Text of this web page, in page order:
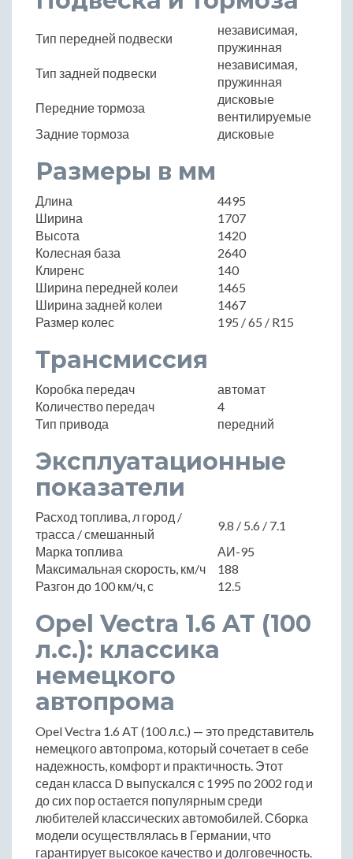
Тип передней подвески
независимая,
пружинная
Тип задней подвески
независимая,
пружинная
Передние тормоза
дисковые
вентилируемые
Задние тормоза
дисковые
Размеры в мм
Длина
4495
Ширина
1707
Высота
1420
Колесная база
2640
Клиренс
140
Ширина передней колеи
1465
Ширина задней колеи
1467
Размер колес
195 / 65 / R15
Трансмиссия
Коробка передач
автомат
Количество передач
4
Тип привода
передний
Эксплуатационные
показатели
Расход топлива, л город /
трасса / смешанный
9.8 / 5.6 / 7.1
Марка топлива
АИ-95
Максимальная скорость, км/ч
188
Разгон до 100 км/ч, с
12.5
Opel Vectra 1.6 AT (100
л.с.): классика
немецкого
автопрома
Opel Vectra 1.6 AT (100 л.с.) — это представитель
немецкого автопрома, который сочетает в себе
надежность, комфорт и практичность. Этот
седан класса D выпускался с 1995 по 2002 год и
до сих пор остается популярным среди
любителей классических автомобилей. Сборка
модели осуществлялась в Германии, что
гарантирует высокое качество и долговечность.